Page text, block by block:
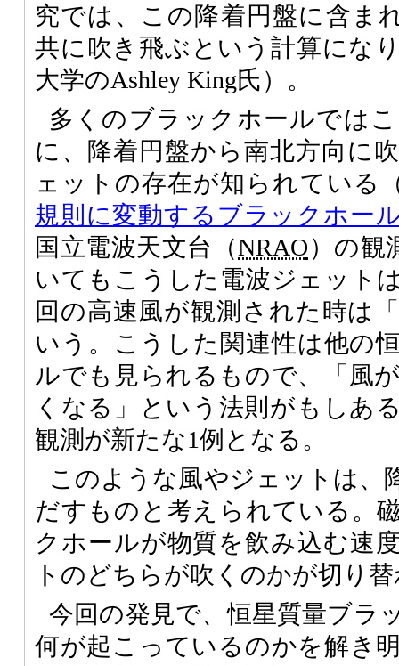
究では、この降着円盤に含ま
共に吹き飛ぶという計算にな
大学のAshley King氏）。
多くのブラックホールでは
に、降着円盤から南北方向に
ェットの存在が知られている
規則に変動するブラックホー
国立電波天文台（NRAO）の観
いてもこうした電波ジェット
回の高速風が観測された時は
いう。こうした関連性は他の
ルでも見られるもので、「風
くなる」という法則がもしあ
観測が新たな1例となる。
このような風やジェットは、
だすものと考えられている。
クホールが物質を飲み込む速
トのどちらが吹くのかが切り
今回の発見で、恒星質量ブラ
何が起こっているのかを解き